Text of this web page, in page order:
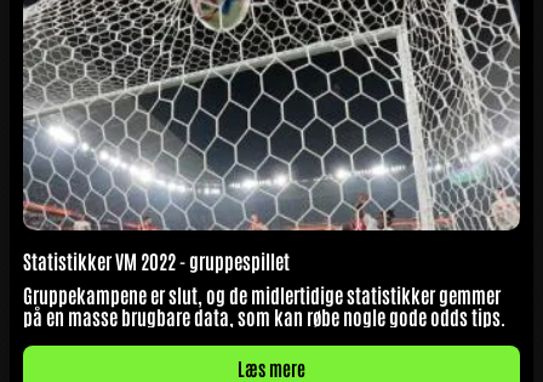
Statistikker VM 2022 - gruppespillet
Gruppekampene er slut, og de midlertidige statistikker gemmer
på en masse brugbare data, som kan røbe nogle gode odds tips.
Læs mere